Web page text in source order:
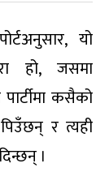
यो
हो, जसमा
कसैको
र त्यही
।